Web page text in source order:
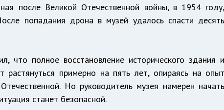
после Великой Отечественной войны, в 1954 году,
попадания дрона в музей удалось спасти десять
что полное восстановление исторического здания и
примерно на пять лет, опираясь на опыт
Но руководитель музея намерен начать
станет безопасной.